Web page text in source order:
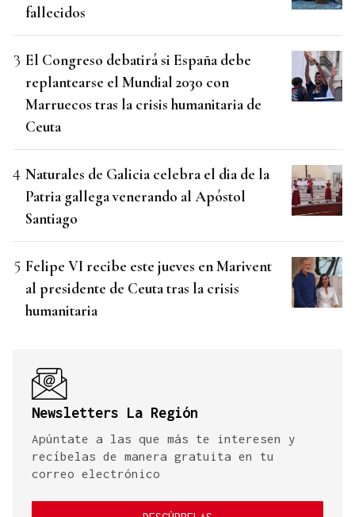
fallecidos
El Congreso debatirá si España debe
replantearse el Mundial 2030 con
Marruecos tras la crisis humanitaria de
Ceuta
Naturales de Galicia celebra el dia de la
Patria gallega venerando al Apóstol
Santiago
Felipe VI recibe este jueves en Marivent
al presidente de Ceuta tras la crisis
humanitaria
Newsletters La Región
Apúntate a las que más te interesen y
recíbelas de manera gratuita en tu
correo electrónico